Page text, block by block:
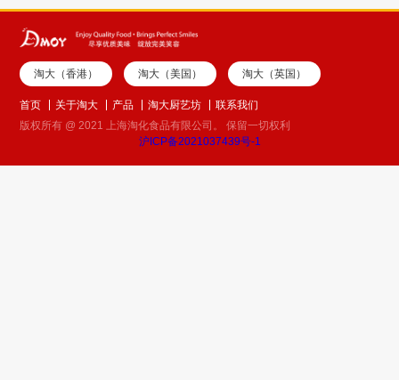
淘大（香港） 淘大（美国） 淘大（英国）
首页 关于淘大 产品 淘大厨艺坊
联系我们
版权所有 @ 2021 上海淘化食品有限公司。 保留一切权利
沪ICP备2021037439号-1